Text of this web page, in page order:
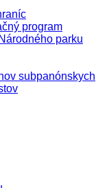
program
parku
subpanónskych